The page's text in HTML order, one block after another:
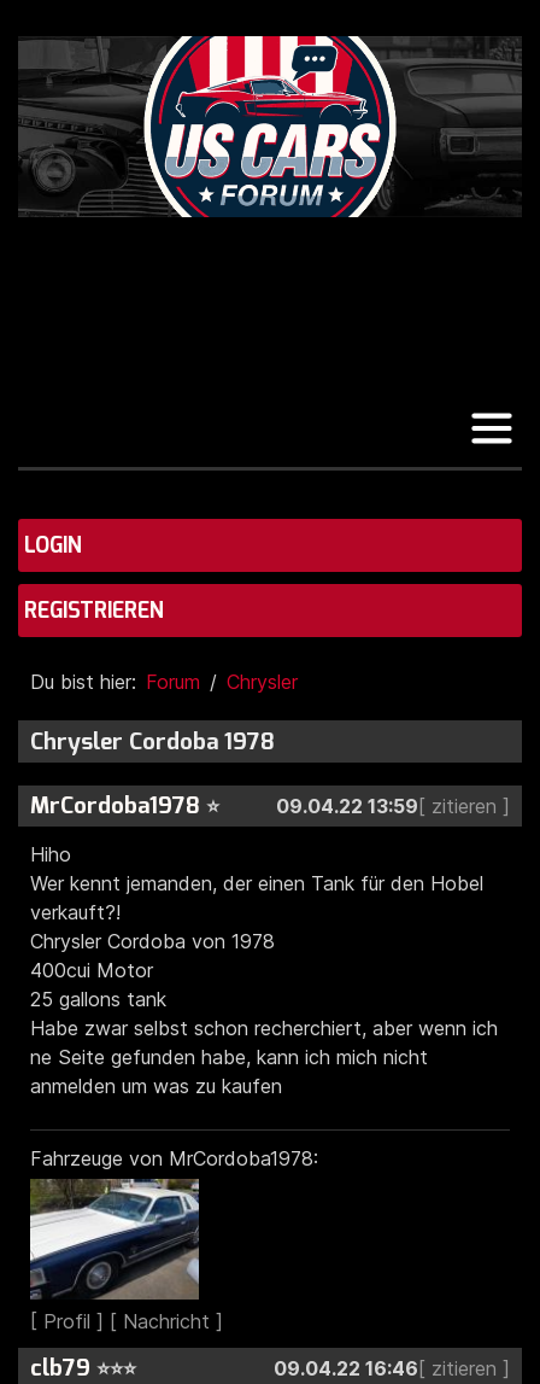
LOGIN
REGISTRIEREN
Du bist hier: Forum Chrysler
Chrysler Cordoba 1978
MrCordoba1978 ⭐
09.04.22 13:59
Hiho
Wer kennt jemanden, der einen Tank für den Hobel
verkauft?!
Chrysler Cordoba von 1978
400cui Motor
25 gallons tank
Habe zwar selbst schon recherchiert, aber wenn ich
ne Seite gefunden habe, kann ich mich nicht
anmelden um was zu kaufen
Fahrzeuge von MrCordoba1978:
clb79 ⭐⭐⭐
09.04.22 16:46